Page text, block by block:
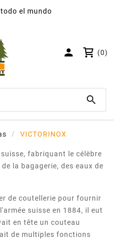
el mundo
 (0)

VICTORINOX
fabriquant le célèbre
la bagagerie, des eaux de
de coutellerie pour fournir
suisse en 1884, il eut
en tête un couteau
de multiples fonctions